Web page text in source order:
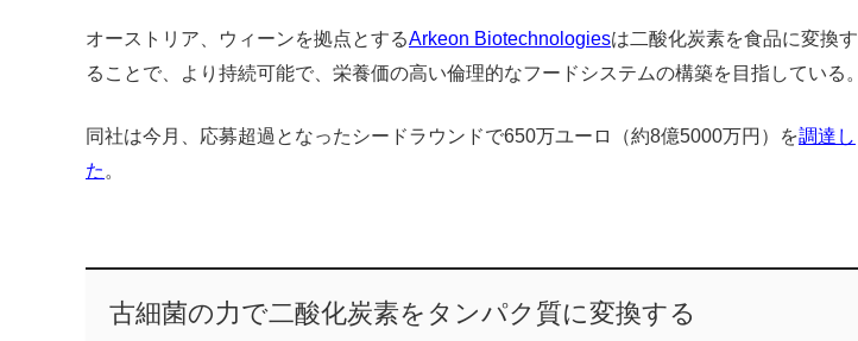
オーストリア、ウィーンを拠点とするArkeon Biotechnologiesは二酸化炭素を食品に変換す
ることで、より持続可能で、栄養価の高い倫理的なフードシステムの構築を目指している。
同社は今月、応募超過となったシードラウンドで650万ユーロ（約8億5000万円）を調達し
た 。
古細菌の力で二酸化炭素をタンパク質に変換する